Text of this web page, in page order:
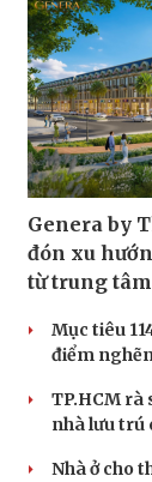
Genera by
đón xu
từ trung tâm
Mục tiêu
điểm
TP.HCM rà
nhà lưu trú
Nhà ở cho